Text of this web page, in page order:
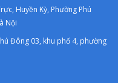
Huyền Kỳ, Phường Phú
Nội
Đông 03, khu phố 4, phường